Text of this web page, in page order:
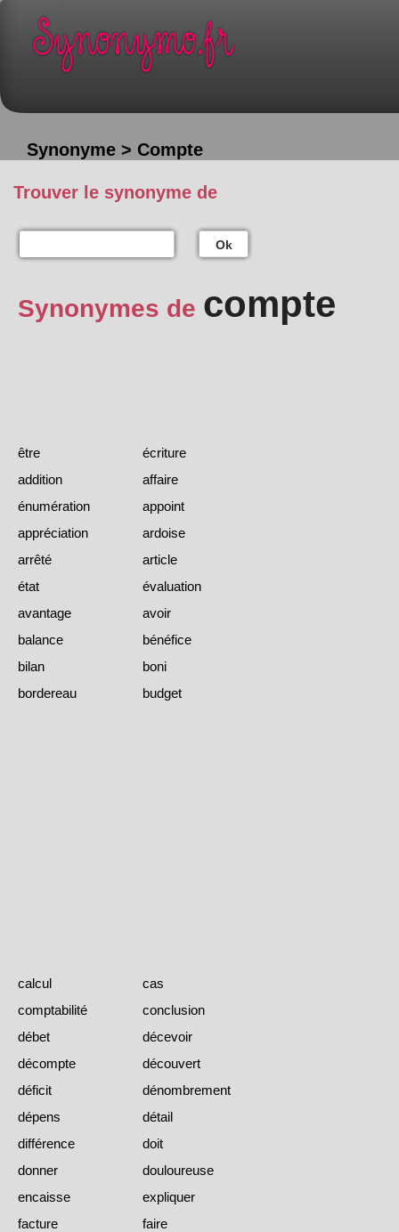
Synonyme > Compte
Trouver le synonyme de
Ok
Synonymes de compte
être
écriture
addition
affaire
énumération
appoint
appréciation
ardoise
arrêté
article
état
évaluation
avantage
avoir
balance
bénéfice
bilan
boni
bordereau
budget
calcul
cas
comptabilité
conclusion
débet
décevoir
décompte
découvert
déficit
dénombrement
dépens
détail
différence
doit
donner
douloureuse
encaisse
expliquer
facture
faire